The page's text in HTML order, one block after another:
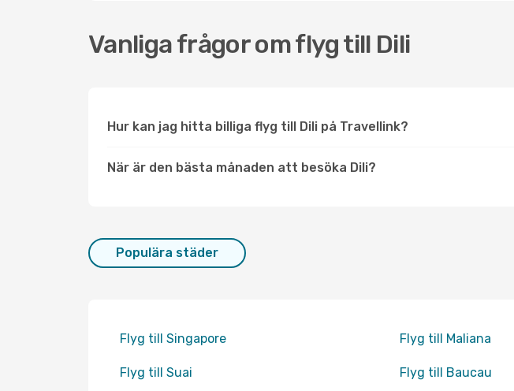
Vanliga frågor om flyg till Dili
Hur kan jag hitta billiga flyg till Dili på Travellink?
När är den bästa månaden att besöka Dili?
Populära städer
Flyg till Singapore Flyg till Maliana
Flyg till Suai Flyg till Baucau